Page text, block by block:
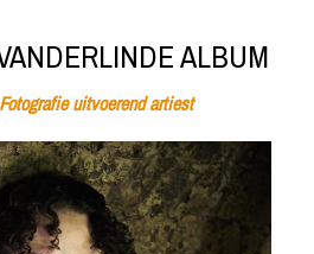
ALBUM
Fotografie uitvoerend artiest